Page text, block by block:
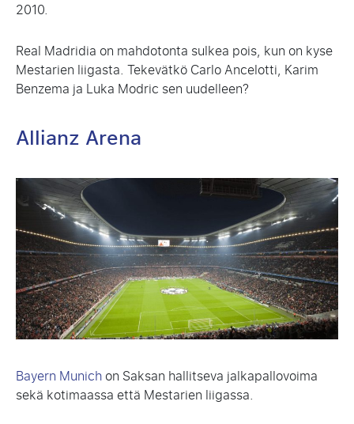
2010.
Real Madridia on mahdotonta sulkea pois, kun on kyse
Mestarien liigasta. Tekevätkö Carlo Ancelotti, Karim
Benzema ja Luka Modric sen uudelleen?
Allianz Arena
Bayern Munichon Saksan hallitseva jalkapallovoima
sekä kotimaassa että Mestarien liigassa.